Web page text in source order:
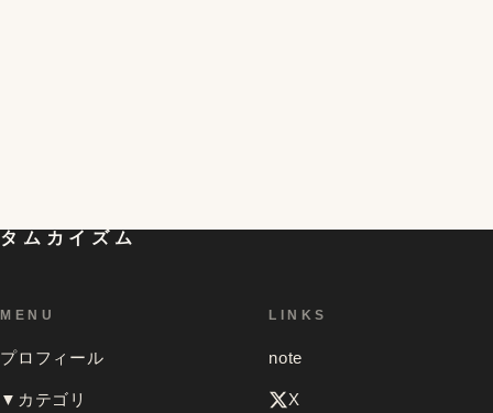
タムカイズム
MENU
プロフィール
▼カテゴリ
LINKS
note
X